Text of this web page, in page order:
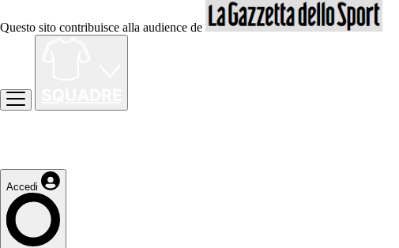
Questo sito contribuisce alla audience de
Accedi